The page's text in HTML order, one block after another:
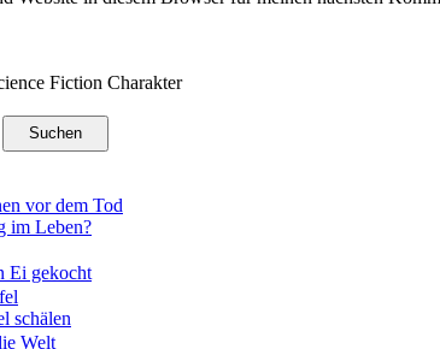
Fiction Charakter
vor dem Tod
im Leben?
Ei gekocht
schälen
Welt